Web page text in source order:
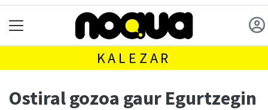
KALEZAR
Ostiral gozoa gaur Egurtzegin